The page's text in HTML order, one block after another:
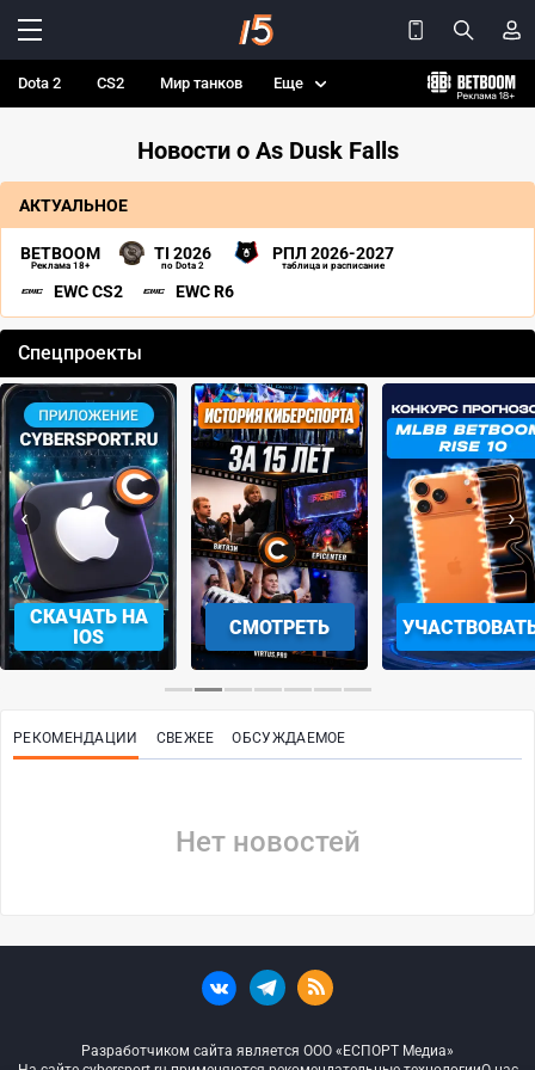
Dota 2 CS2 Мир танков Еще
Новости о As Dusk Falls
АКТУАЛЬНОЕ
BETBOOM
Реклама 18+
TI 2026
по Dota 2
РПЛ 2026-2027
таблица и расписание
EWC CS2 EWC R6
Спецпроекты
СКАЧАТЬ НА
IOS
СМОТРЕТЬ
‹ ›
РЕКОМЕНДАЦИИ СВЕЖЕЕ ОБСУЖДАЕМОЕ
Нет новостей
Разработчиком сайта является ООО «ЕСПОРТ Медиа»